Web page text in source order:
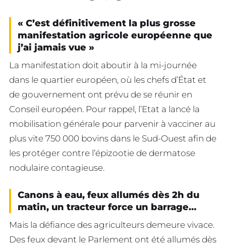
« C’est définitivement la plus grosse
manifestation agricole européenne que
j’ai jamais vue »
La manifestation doit aboutir à la mi-journée
dans le quartier européen, où les chefs d’État et
de gouvernement ont prévu de se réunir en
Conseil européen. Pour rappel, l’Etat a lancé la
mobilisation générale pour parvenir à vacciner au
plus vite 750 000 bovins dans le Sud-Ouest afin de
les protéger contre l’épizootie de dermatose
nodulaire contagieuse.
Canons à eau, feux allumés dès 2h du
matin, un tracteur force un barrage…
Mais la défiance des agriculteurs demeure vivace.
Des feux devant le Parlement ont été allumés dès